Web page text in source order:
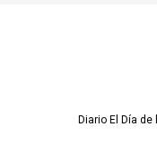
Diario El Día